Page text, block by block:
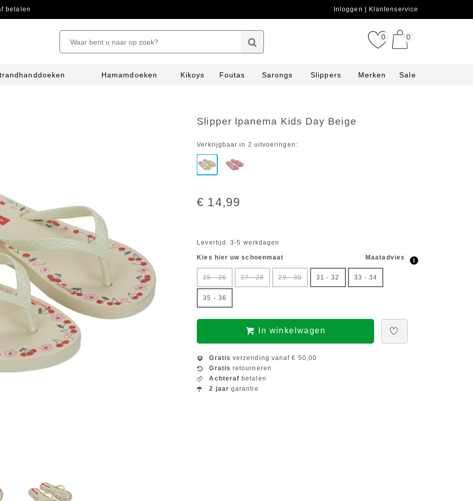
betalen Inloggen Klantenservice
0 0
Hamamdoeken Kikoys Foutas Sarongs Slippers Merken Sale
Slipper Ipanema Kids Day Beige
Verkrijgbaar in 2 uitvoeringen:
€ 14,99
Levertijd: 3-5 werkdagen
Kies hier uw schoenmaat Maatadvies i
25 - 26 27 - 28 29 - 30 31 - 32 33 - 34
35 - 36
In winkelwagen
Gratis verzending vanaf € 50,00
Gratis retourneren
Achteraf betalen
2 jaar garantie